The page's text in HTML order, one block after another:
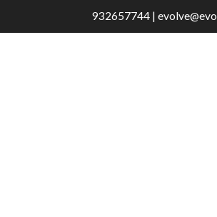
932657744 |